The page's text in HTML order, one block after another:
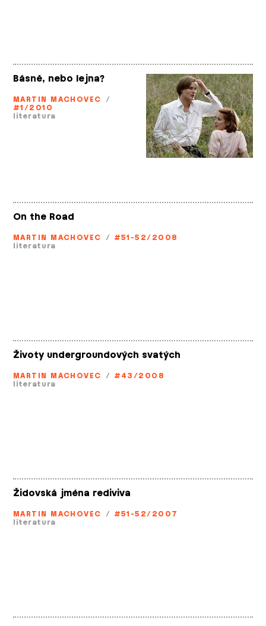
Básně, nebo lejna?
MARTIN MACHOVEC /
#1/2010
literatura
On the Road
MARTIN MACHOVEC / #51-52/2008
literatura
Životy undergroundových svatých
MARTIN MACHOVEC / #43/2008
literatura
Židovská jména rediviva
MARTIN MACHOVEC / #51-52/2007
literatura